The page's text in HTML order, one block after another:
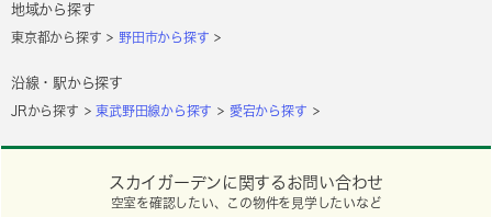
地域から探す
東京都から探す 野田市から探す
沿線・駅から探す
JRから探す 東武野田線から探す 愛宕から探す
スカイガーデンに関するお問い合わせ
空室を確認したい、この物件を見学したいなど